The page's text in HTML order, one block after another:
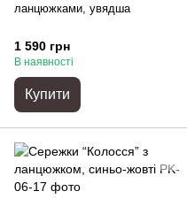
ланцюжками, увядша
1 590 грн
В наявності
Купити